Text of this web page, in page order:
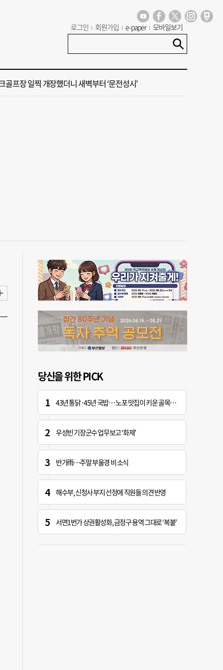
로그인 회원가입 e-paper 모바일보기
꺾인 ‘부산 아파트 시장’ 청약 미달·미분양 심화
신청사, 북항 재개발 부지 복합항만지구 확정
골프장 일찍 개장했더니 새벽부터 ‘문전성시’
당신을 위한 PICK
43년 통닭·45년 국밥… 노포 맛집이 키운 골목시장 [골목시장, 다시 장날]
우성빈 기장군수 업무보고 ‘화제’
반가雨…주말 부울경 비 소식
해수부, 신청사 부지 선정에 직원들 의견 반영
서면1번가 상권활성화, 금정구 용역 그대로 ‘복붙’